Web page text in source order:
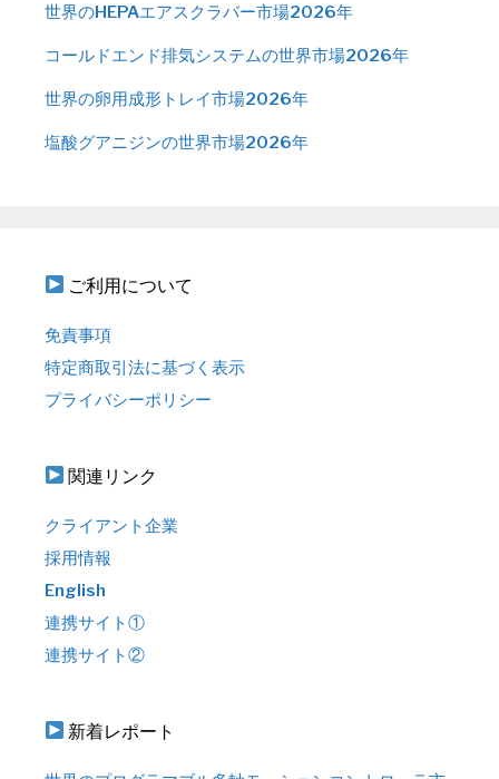
世界のHEPAエアスクラバー市場2026年
コールドエンド排気システムの世界市場2026年
世界の卵用成形トレイ市場2026年
塩酸グアニジンの世界市場2026年
ご利用について
免責事項
特定商取引法に基づく表示
プライバシーポリシー
関連リンク
クライアント企業
採用情報
English
連携サイト①
連携サイト②
新着レポート